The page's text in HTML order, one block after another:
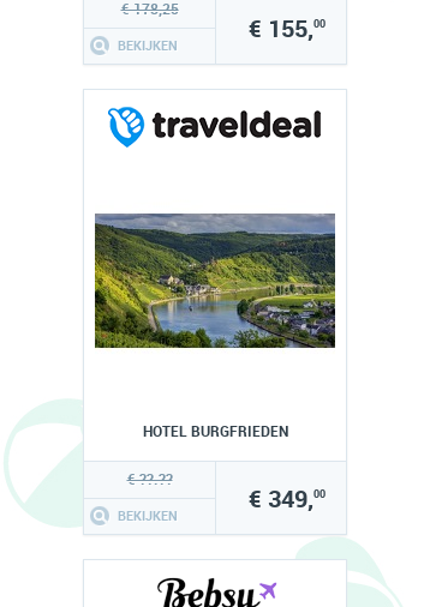
€ 178,25
BEKIJKEN
€ 155,00
HOTEL BURGFRIEDEN
€ ??.??
BEKIJKEN
€ 349,00